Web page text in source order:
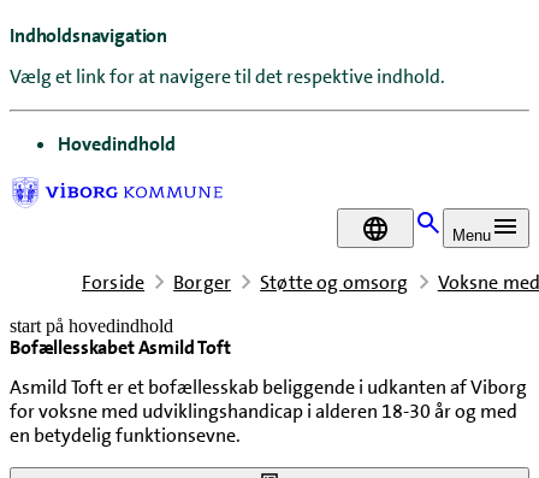
Indholdsnavigation
Vælg et link for at navigere til det respektive indhold.
gå til
Hovedindhold
DA Menu
Forside Borger Støtte og omsorg Voksne
start på hovedindhold
Bofællesskabet Asmild Toft
Asmild Toft er et bofællesskab beliggende i udkanten af Viborg
for voksne med udviklingshandicap i alderen 18-30 år og med
en betydelig funktionsevne.
senest opdateret 23. juni 2026